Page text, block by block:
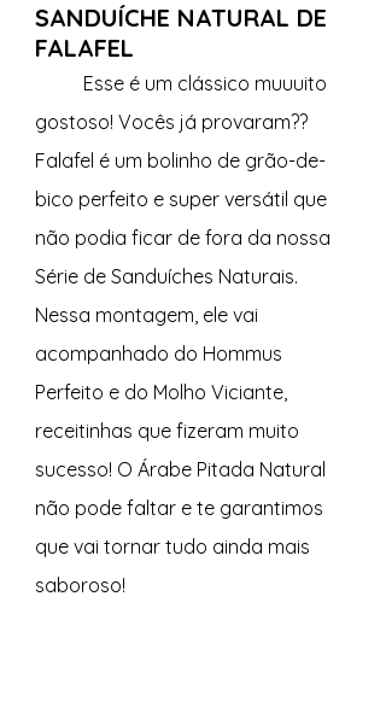
SANDUÍCHE NATURAL DE
FALAFEL
Esse é um clássico muuuito
gostoso! Vocês já provaram??
Falafel é um bolinho de grão-de-
bico perfeito e super versátil que
não podia ficar de fora da nossa
Série de Sanduíches Naturais.
Nessa montagem, ele vai
acompanhado do Hommus
Perfeito e do Molho Viciante,
receitinhas que fizeram muito
sucesso! O Árabe Pitada Natural
não pode faltar e te garantimos
que vai tornar tudo ainda mais
saboroso!